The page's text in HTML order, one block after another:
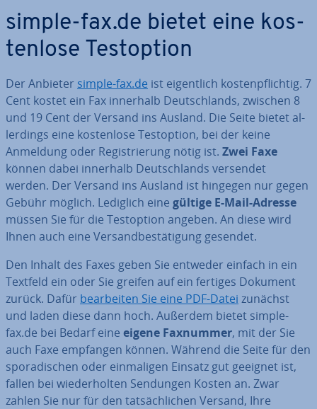
simple-fax.de bietet eine kos­
ten­lo­se Test­op­ti­on
Der Anbieter simple-fax.de ist ei­gent­lich kos­ten­pflich­tig. 7
Cent kostet ein Fax innerhalb Deutsch­lands, zwischen 8
und 19 Cent der Versand ins Ausland. Die Seite bietet al­
ler­dings eine kos­ten­lo­se Test­op­ti­on, bei der keine
Anmeldung oder Re­gis­trie­rung nötig ist. Zwei Faxe
können dabei innerhalb Deutsch­lands versendet
werden. Der Versand ins Ausland ist hingegen nur gegen
Gebühr möglich. Lediglich eine gültige E-Mail-Adresse
müssen Sie für die Test­op­ti­on angeben. An diese wird
Ihnen auch eine Ver­sand­be­stä­ti­gung gesendet.
Den Inhalt des Faxes geben Sie entweder einfach in ein
Textfeld ein oder Sie greifen auf ein fertiges Dokument
zurück. Dafür be­ar­bei­ten Sie eine PDF-Datei zunächst
und laden diese dann hoch. Außerdem bietet simple-
fax.de bei Bedarf eine eigene Faxnummer, mit der Sie
auch Faxe empfangen können. Während die Seite für den
spo­ra­di­schen oder ein­ma­li­gen Einsatz gut geeignet ist,
fallen bei wie­der­hol­ten Sendungen Kosten an. Zwar
zahlen Sie nur für den tat­säch­li­chen Versand, Ihre